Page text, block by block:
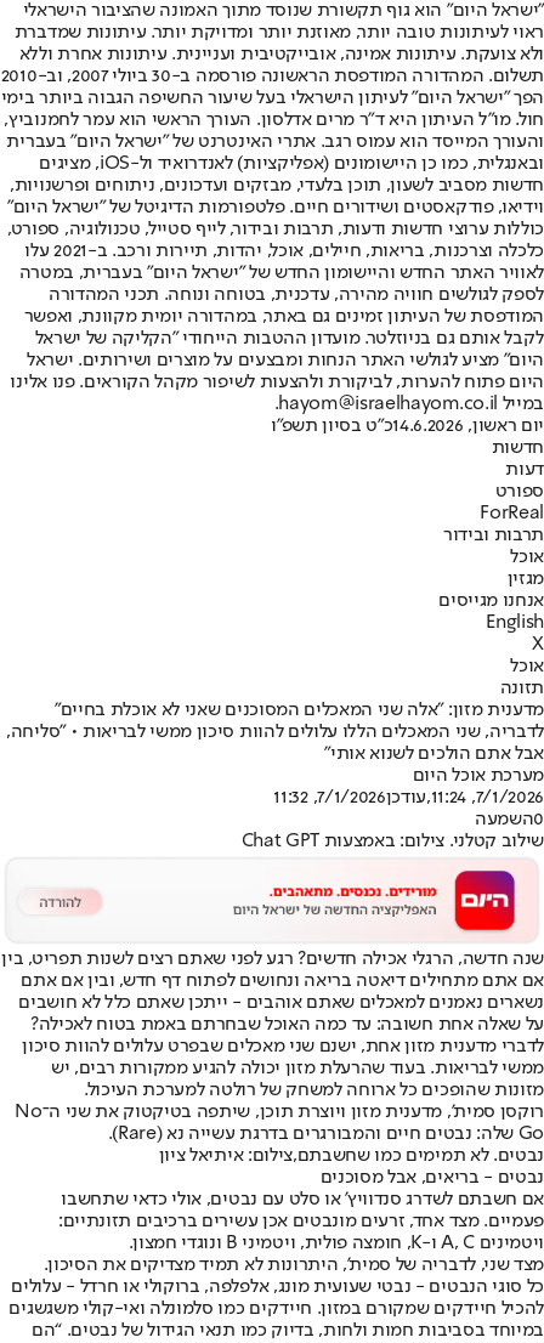
"ישראל היום" הוא גוף תקשורת שנוסד מתוך האמונה שהציבור הישראלי
ראוי לעיתונות טובה יותר, מאוזנת יותר ומדויקת יותר. עיתונות שמדברת
ולא צועקת. עיתונות אמינה, אובייקטיבית ועניינית. עיתונות אחרת וללא
תשלום. המהדורה המודפסת הראשונה פורסמה ב-30 ביולי 2007, וב-2010
הפך "ישראל היום" לעיתון הישראלי בעל שיעור החשיפה הגבוה ביותר בימי
חול. מו"ל העיתון היא ד"ר מרים אדלסון. העורך הראשי הוא עמר לחמנוביץ,
והעורך המייסד הוא עמוס רגב. אתרי האינטרנט של "ישראל היום" בעברית
ובאנגלית, כמו כן היישומונים (אפליקציות) לאנדרואיד ול-iOS, מציגים
חדשות מסביב לשעון, תוכן בלעדי, מבזקים ועדכונים, ניתוחים ופרשנויות,
וידיאו, פודקאסטים ושידורים חיים. פלטפורמות הדיגיטל של "ישראל היום"
כוללות ערוצי חדשות ודעות, תרבות ובידור, לייף סטייל, טכנולוגיה, ספורט,
כלכלה וצרכנות, בריאות, חיילים, אוכל, יהדות, תיירות ורכב. ב-2021 עלו
לאוויר האתר החדש והיישומון החדש של "ישראל היום" בעברית, במטרה
לספק לגולשים חוויה מהירה, עדכנית, בטוחה ונוחה. תכני המהדורה
המודפסת של העיתון זמינים גם באתר, במהדורה יומית מקוונת, ואפשר
לקבל אותם גם בניוזלטר. מועדון ההטבות הייחודי "הקליקה של ישראל
היום" מציע לגולשי האתר הנחות ומבצעים על מוצרים ושירותים. ישראל
היום פתוח להערות, לביקורת ולהצעות לשיפור מקהל הקוראים. פנו אלינו
במייל hayom@israelhayom.co.il.
יום ראשון, 14.6.2026
כ"ט בסיון תשפ"ו
חדשות
דעות
ספורט
ForReal
תרבות ובידור
אוכל
מגזין
אנחנו מגייסים
English
X
אוכל
תזונה
מדענית מזון: "אלה שני המאכלים המסוכנים שאני לא אוכלת בחיים"
לדבריה, שני המאכלים הללו עלולים להוות סיכון ממשי לבריאות • "סליחה,
אבל אתם הולכים לשנוא אותי"
מערכת אוכל היום
7/1/2026, 11:24
,עודכן7/1/2026, 11:32
0השמעה
שילוב קטלני. צילום: באמצעות Chat GPT
שנה חדשה, הרגלי אכילה חדשים? רגע לפני שאתם רצים לשנות תפריט, בין
אם אתם מתחילים דיאטה בריאה ונחושים לפתוח דף חדש, ובין אם אתם
נשארים נאמנים למאכלים שאתם אוהבים - ייתכן שאתם כלל לא חושבים
על שאלה אחת חשובה: עד כמה האוכל שבחרתם באמת בטוח לאכילה?
לדברי מדענית מזון אחת, ישנם שני מאכלים שבפרט עלולים להוות סיכון
ממשי לבריאות. בעוד שהרעלת מזון יכולה להגיע ממקורות רבים, יש
מזונות שהופכים כל ארוחה למשחק של רולטה למערכת העיכול.
רוקסן סמית’, מדענית מזון ויוצרת תוכן, שיתפה בטיקטוק את שני ה־No
Go שלה: נבטים חיים והמבורגרים בדרגת עשייה נא (Rare).
נבטים. לא תמימים כמו שחשבתם,צילום: איתיאל ציון
נבטים - בריאים, אבל מסוכנים
אם חשבתם לשדרג סנדוויץ’ או סלט עם נבטים, אולי כדאי שתחשבו
פעמיים. מצד אחד, זרעים מונבטים אכן עשירים ברכיבים תזונתיים:
ויטמינים A, C ו-K, חומצה פולית, ויטמיני B ונוגדי חמצון.
מצד שני, לדבריה של סמית’, היתרונות לא תמיד מצדיקים את הסיכון.
כל סוגי הנבטים - נבטי שעועית מונג, אלפלפה, ברוקולי או חרדל - עלולים
להכיל חיידקים שמקורם במזון. חיידקים כמו סלמונלה ואי-קולי משגשגים
במיוחד בסביבות חמות ולחות, בדיוק כמו תנאי הגידול של נבטים. “הם